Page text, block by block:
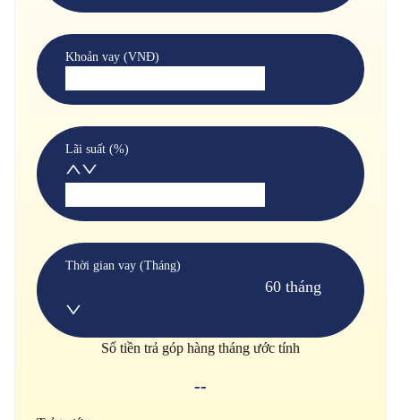
Khoản vay (VNĐ)
Lãi suất (%)
Thời gian vay (Tháng)
60 tháng
Số tiền trả góp hàng tháng ước tính
--